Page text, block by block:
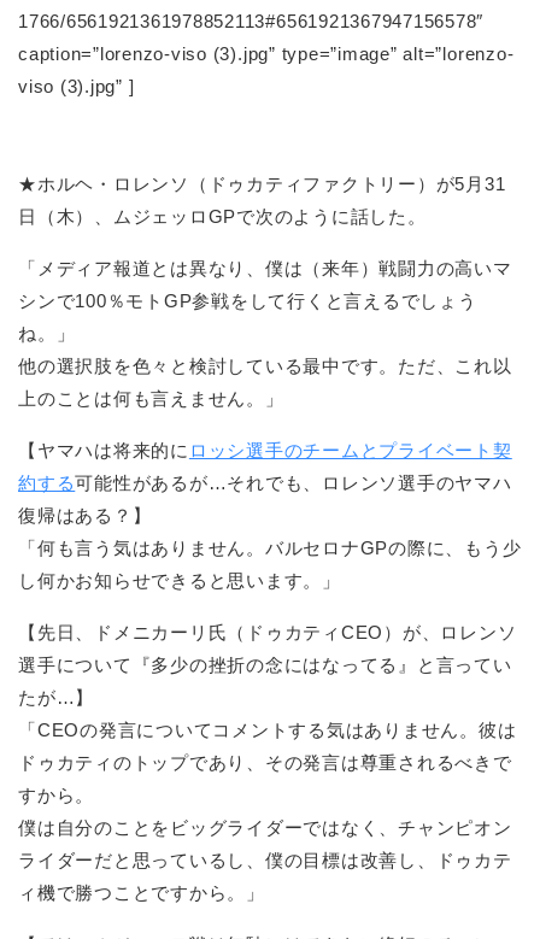
1766/6561921361978852113#6561921367947156578″
caption=”lorenzo-viso (3).jpg” type=”image” alt=”lorenzo-
viso (3).jpg” ]
★ホルヘ・ロレンソ（ドゥカティファクトリー）が5月31
日（木）、ムジェッロGPで次のように話した。
「メディア報道とは異なり、僕は（来年）戦闘力の高いマ
シンで100％モトGP参戦をして行くと言えるでしょう
ね。」
他の選択肢を色々と検討している最中です。ただ、これ以
上のことは何も言えません。」
【ヤマハは将来的に ロッシ選手のチームとプライベート契
約する可能性があるが…それでも、ロレンソ選手のヤマハ
復帰はある？】
「何も言う気はありません。バルセロナGPの際に、もう少
し何かお知らせできると思います。」
【先日、ドメニカーリ氏（ドゥカティCEO）が、ロレンソ
選手について『多少の挫折の念にはなってる』と言ってい
たが…】
「CEOの発言についてコメントする気はありません。彼は
ドゥカティのトップであり、その発言は尊重されるべきで
すから。
僕は自分のことをビッグライダーではなく、チャンピオン
ライダーだと思っているし、僕の目標は改善し、ドゥカテ
ィ機で勝つことですから。」